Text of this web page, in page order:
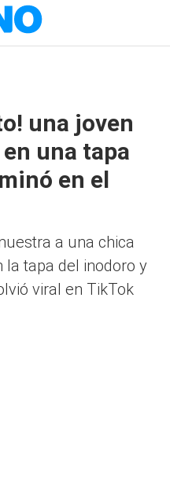
una joven
una tapa
en el
a una chica
la tapa del inodoro y
viral en TikTok